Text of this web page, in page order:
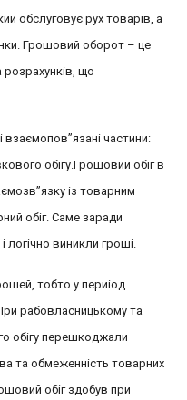
обслуговує рух товарів, а
Грошовий оборот – це
розрахунків, що
частини:
обігу.Грошовий обіг в
із товарним
обіг. Саме заради
логічно виникли гроші.
тобто у периіод
рабовласницькому та
обігу перешкоджали
та обмеженність товарних
обіг здобув при